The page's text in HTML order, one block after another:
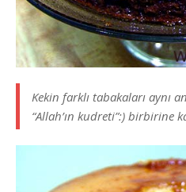
Kekin farklı tabakaları aynı
“Allah’ın kudreti”:) birbirine